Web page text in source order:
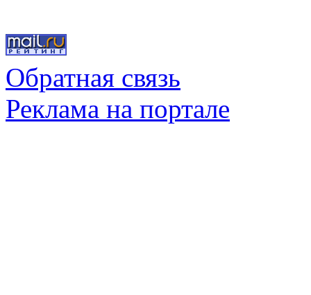
Обратная связь
Реклама на портале